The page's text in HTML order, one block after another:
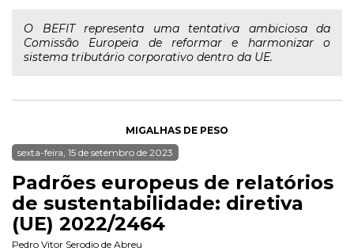
O BEFIT representa uma tentativa ambiciosa da
Comissão Europeia de reformar e harmonizar o
sistema tributário corporativo dentro da UE.
MIGALHAS DE PESO
sexta-feira, 15 de setembro de 2023
Padrões europeus de relatórios
de sustentabilidade: diretiva
(UE) 2022/2464
Pedro Vitor Serodio de Abreu